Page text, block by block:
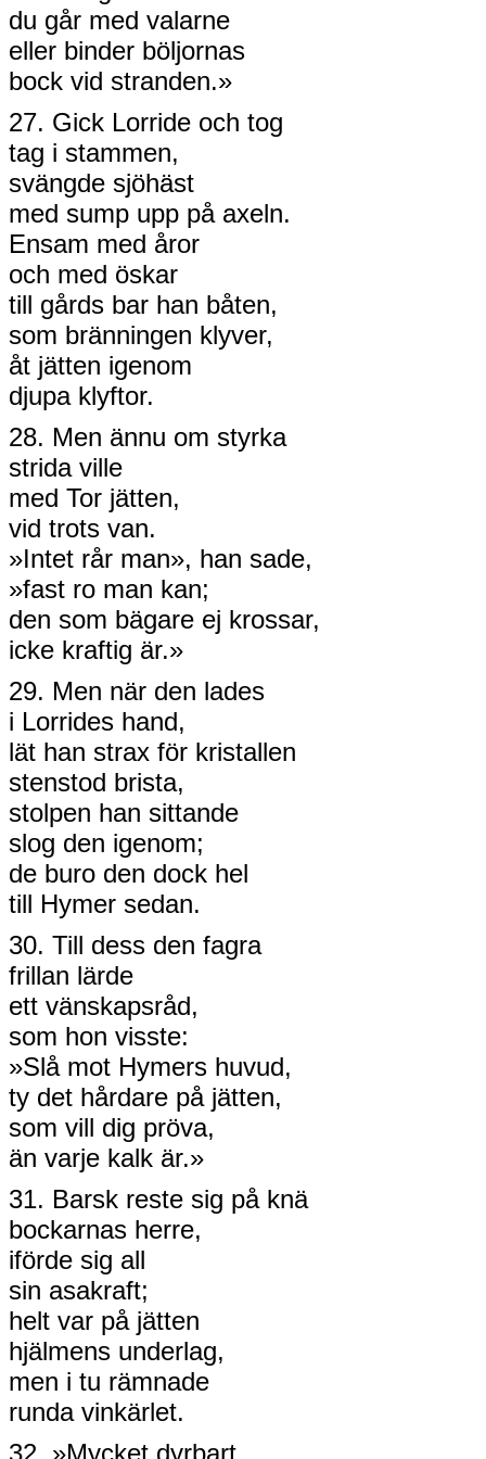
du går med valarne
eller binder böljornas
bock vid stranden.»
27. Gick Lorride och tog
tag i stammen,
svängde sjöhäst
med sump upp på axeln.
Ensam med åror
och med öskar
till gårds bar han båten,
som bränningen klyver,
åt jätten igenom
djupa klyftor.
28. Men ännu om styrka
strida ville
med Tor jätten,
vid trots van.
»Intet rår man», han sade,
»fast ro man kan;
den som bägare ej krossar,
icke kraftig är.»
29. Men när den lades
i Lorrides hand,
lät han strax för kristallen
stenstod brista,
stolpen han sittande
slog den igenom;
de buro den dock hel
till Hymer sedan.
30. Till dess den fagra
frillan lärde
ett vänskapsråd,
som hon visste:
»Slå mot Hymers huvud,
ty det hårdare på jätten,
som vill dig pröva,
än varje kalk är.»
31. Barsk reste sig på knä
bockarnas herre,
iförde sig all
sin asakraft;
helt var på jätten
hjälmens underlag,
men i tu rämnade
runda vinkärlet.
32. »Mycket dyrbart